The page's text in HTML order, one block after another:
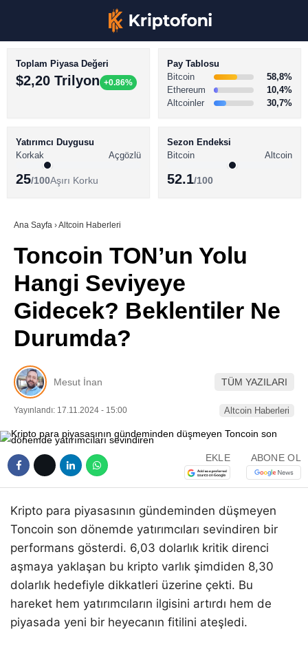
Youtube
BİTCOİN HABERLERİ
ALTCOİN HABERLERİ
SÖZLÜK
Toplam Piyasa Değeri
$2,20 Trilyon +0.86%
Pay Tablosu
Bitcoin
58,8%
Ethereum
10,4%
Altcoinler
30,7%
Yatırımcı Duygusu
Korkak
Açgözlü
25/100Aşırı Korku
Sezon Endeksi
Bitcoin
Altcoin
52.1/100
Ana Sayfa ›Altcoin Haberleri
Toncoin TON’un Yolu
Hangi Seviyeye
Gidecek? Beklentiler Ne
Durumda?
Mesut İnan TÜM YAZILARI
Yayınlandı: 17.11.2024 - 15:00 Altcoin Haberleri
EKLE ABONE OL
Kripto para piyasasının gündeminden düşmeyen
Toncoin son dönemde yatırımcıları sevindiren bir
performans gösterdi. 6,03 dolarlık kritik direnci
aşmaya yaklaşan bu kripto varlık şimdiden 8,30
dolarlık hedefiyle dikkatleri üzerine çekti. Bu
hareket hem yatırımcıların ilgisini artırdı hem de
piyasada yeni bir heyecanın fitilini ateşledi.